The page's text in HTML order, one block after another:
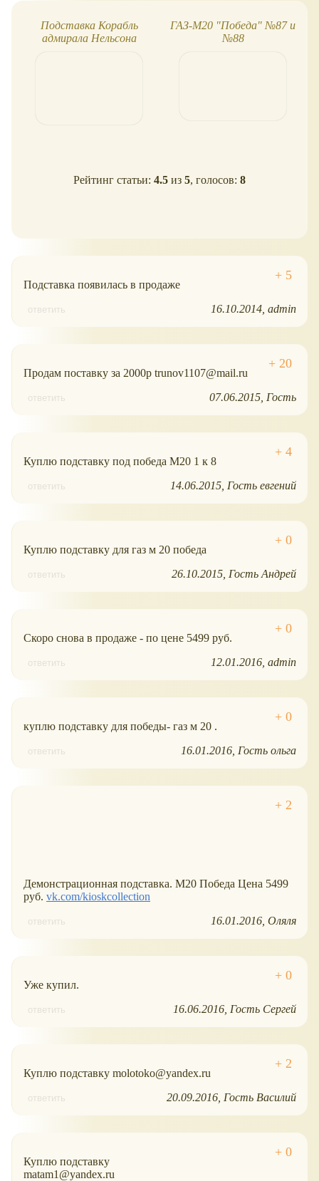
Подставка Корабль
адмирала Нельсона
ГАЗ-М20 "Победа" №87 и
№88
Рейтинг статьи: 4.5 из 5, голосов: 8
Подставка появилась в продаже
ответить 16.10.2014 admin
Продам поставку за 2000р trunov1107@mail.ru
ответить 07.06.2015 Гость
Куплю подставку под победа М20 1 к 8
ответить 14.06.2015 Гость евгений
Куплю подставку для газ м 20 победа
ответить 26.10.2015 Гость Андрей
Скоро снова в продаже - по цене 5499 руб.
ответить 12.01.2016 admin
куплю подставку для победы- газ м 20 .
ответить 16.01.2016 Гость ольга
Демонстрационная подставка. М20 Победа Цена 5499
руб. vk.com/kioskcollection
ответить 16.01.2016 Оляля
Уже купил.
ответить 16.06.2016 Гость Сергей
Куплю подставку molotoko@yandex.ru
ответить 20.09.2016 Гость Василий
Куплю подставку
matam1@yandex.ru